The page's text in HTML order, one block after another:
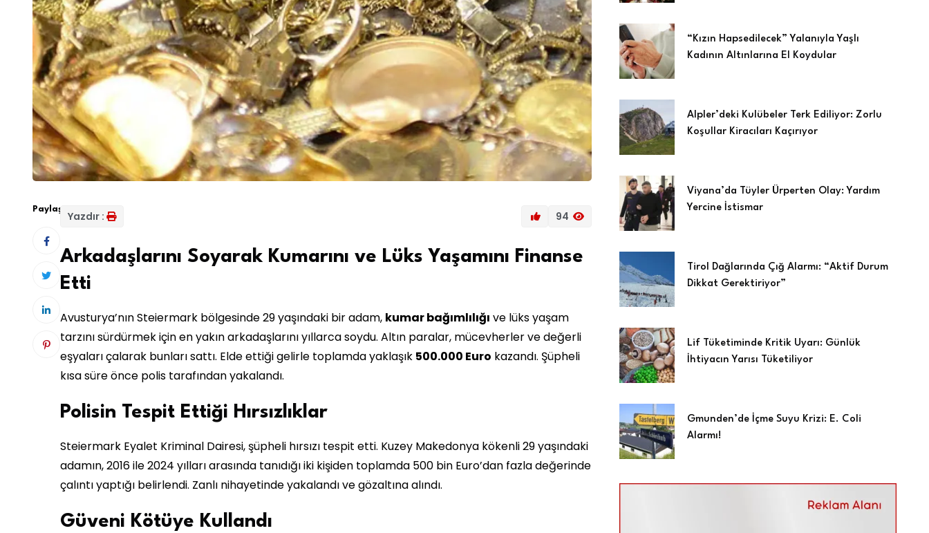
Paylaş:
Yazdır : 94
Arkadaşlarını Soyarak Kumarını ve Lüks Yaşamını Finanse
Etti
Avusturya’nın Steiermark bölgesinde 29 yaşındaki bir adam, kumar bağımlılığı ve lüks yaşam
tarzını sürdürmek için en yakın arkadaşlarını yıllarca soydu. Altın paralar, mücevherler ve değerli
eşyaları çalarak bunları sattı. Elde ettiği gelirle toplamda yaklaşık 500.000 Euro kazandı. Şüpheli
kısa süre önce polis tarafından yakalandı.
Polisin Tespit Ettiği Hırsızlıklar
Steiermark Eyalet Kriminal Dairesi, şüpheli hırsızı tespit etti. Kuzey Makedonya kökenli 29 yaşındaki
adamın, 2016 ile 2024 yılları arasında tanıdığı iki kişiden toplamda 500 bin Euro’dan fazla değerinde
çalıntı yaptığı belirlendi. Zanlı nihayetinde yakalandı ve gözaltına alındı.
Güveni Kötüye Kullandı
“Kızın Hapsedilecek” Yalanıyla Yaşlı
Kadının Altınlarına El Koydular
Alpler’deki Kulübeler Terk Ediliyor: Zorlu
Koşullar Kiracıları Kaçırıyor
Viyana’da Tüyler Ürperten Olay: Yardım
Yercine İstismar
Tirol Dağlarında Çığ Alarmı: “Aktif Durum
Dikkat Gerektiriyor”
Lif Tüketiminde Kritik Uyarı: Günlük
İhtiyacın Yarısı Tüketiliyor
Gmunden’de İçme Suyu Krizi: E. Coli
Alarmı!